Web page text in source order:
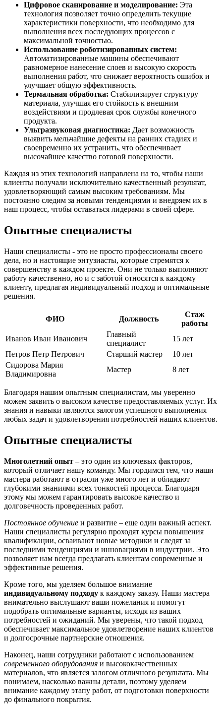
Цифровое сканирование и моделирование: Эта
технология позволяет точно определить текущие
характеристики поверхности, что необходимо для
выполнения всех последующих процессов с
максимальной точностью.
Использование роботизированных систем:
Автоматизированные машины обеспечивают
равномерное нанесение слоев и высокую скорость
выполнения работ, что снижает вероятность ошибок и
улучшает общую эффективность.
Термальная обработка: Стабилизирует структуру
материала, улучшая его стойкость к внешним
воздействиям и продлевая срок службы конечного
продукта.
Ультразвуковая диагностика: Дает возможность
выявить мельчайшие дефекты на ранних стадиях и
своевременно их устранить, что обеспечивает
высочайшее качество готовой поверхности.
Каждая из этих технологий направлена на то, чтобы наши
клиенты получали исключительно качественный результат,
удовлетворяющий самым высоким требованиям. Мы
постоянно следим за новыми тенденциями и внедряем их в
наш процесс, чтобы оставаться лидерами в своей сфере.
Опытные специалисты
Наши специалисты - это не просто профессионалы своего
дела, но и настоящие энтузиасты, которые стремятся к
совершенству в каждом проекте. Они не только выполняют
работу качественно, но и с заботой относятся к каждому
клиенту, предлагая индивидуальный подход и оптимальные
решения.
ФИО Должность
Стаж
работы
Иванов Иван Иванович
Главный
специалист
15 лет
Петров Петр Петрович
Старший мастер
10 лет
Сидорова Мария
Владимировна
Мастер 8 лет
Благодаря нашим опытным специалистам, мы уверенно
можем заявить о высоком качестве предоставляемых услуг. Их
знания и навыки являются залогом успешного выполнения
любых задач и удовлетворения потребностей наших клиентов.
Опытные специалисты
Многолетний опыт – это один из ключевых факторов,
который отличает нашу команду. Мы гордимся тем, что наши
мастера работают в отрасли уже много лет и обладают
глубокими знаниями всех тонкостей процесса. Благодаря
этому мы можем гарантировать высокое качество и
долговечность проведенных работ.
Постоянное обучение и развитие – еще один важный аспект.
Наши специалисты регулярно проходят курсы повышения
квалификации, осваивают новые методики и следят за
последними тенденциями и инновациями в индустрии. Это
позволяет нам всегда предлагать клиентам современные и
эффективные решения.
Кроме того, мы уделяем большое внимание
индивидуальному подходу к каждому заказу. Наши мастера
внимательно выслушают ваши пожелания и помогут
подобрать оптимальные варианты, исходя из ваших
потребностей и ожиданий. Мы уверены, что такой подход
обеспечивает максимальное удовлетворение наших клиентов
и долгосрочные партнерские отношения.
Наконец, наши сотрудники работают с использованием
современного оборудования и высококачественных
материалов, что является залогом отличного результата. Мы
понимаем, насколько важны детали, поэтому уделяем
внимание каждому этапу работ, от подготовки поверхности
до финального покрытия.